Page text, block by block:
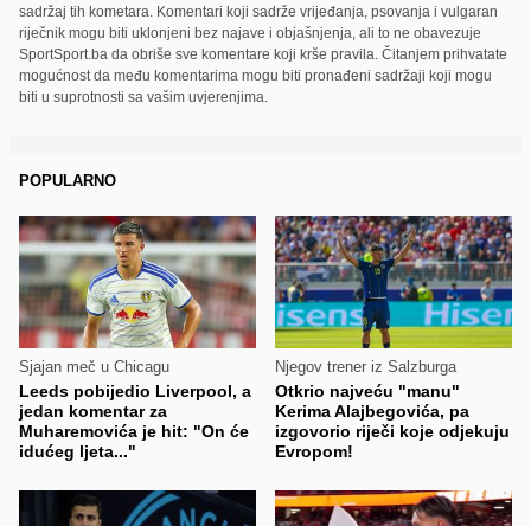
sadržaj tih kometara. Komentari koji sadrže vrijeđanja, psovanja i vulgaran
riječnik mogu biti uklonjeni bez najave i objašnjenja, ali to ne obavezuje
SportSport.ba da obriše sve komentare koji krše pravila. Čitanjem prihvatate
mogućnost da među komentarima mogu biti pronađeni sadržaji koji mogu
biti u suprotnosti sa vašim uvjerenjima.
POPULARNO
Sjajan meč u Chicagu
Leeds pobijedio Liverpool, a
jedan komentar za
Muharemovića je hit: "On će
idućeg ljeta..."
Njegov trener iz Salzburga
Otkrio najveću "manu"
Kerima Alajbegovića, pa
izgovorio riječi koje odjekuju
Evropom!